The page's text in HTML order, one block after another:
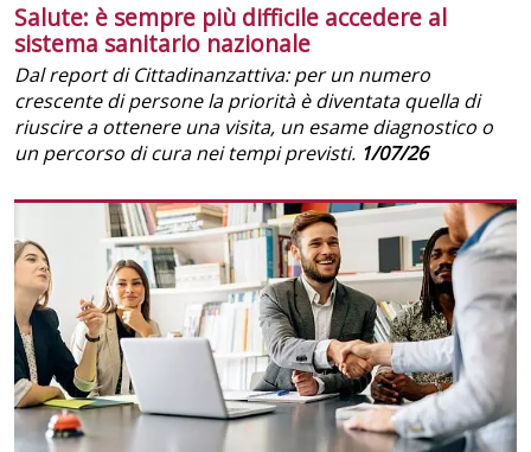
Salute: è sempre più difficile accedere al
sistema sanitario nazionale
Dal report di Cittadinanzattiva: per un numero
crescente di persone la priorità è diventata quella di
riuscire a ottenere una visita, un esame diagnostico o
un percorso di cura nei tempi previsti. 1/07/26